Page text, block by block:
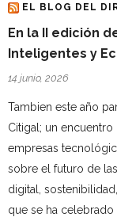
EL BLOG DEL
En la II edición
Inteligentes y
14 junio, 2026
Tambien este año
Citigal; un
empresas
sobre el futuro de
digital,
que se ha celebrado